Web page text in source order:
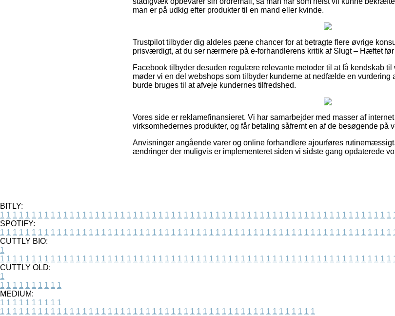
man er på udkig efter produkter til en mand eller kvinde.
Trustpilot tilbyder dig aldeles pæne chancer for at betragte flere øvrige
prisværdigt, at du ser nærmere på e-forhandlerens kritik af Slugt – Hæftet
Facebook tilbyder desuden regulære relevante metoder til at få kendskab
møder vi en del webshops som tilbyder kunderne at nedfælde en vurdering
burde bruges til at afveje kundernes tilfredshed.
Vores side er reklamefinansieret. Vi har samarbejder med masser af
virksomhedernes produkter, og får betaling såfremt en af de besøgende på
Anvisninger angående varer og online forhandlere ajourføres
ændringer der muligvis er implementeret siden vi sidste gang opdaterede
BITLY:
1 1 1 1 1 1 1 1 1 1 1 1 1 1 1 1 1 1 1 1 1 1 1 1 1 1 1 1 1 1 1 1 1 1 1 1 1 1 1 1 1 1 1 1 1 1 1 1 1 1 1 1 1 1 1 1 1 1 1 1 1 1
SPOTIFY:
1 1 1 1 1 1 1 1 1 1 1 1 1 1 1 1 1 1 1 1 1 1 1 1 1 1 1 1 1 1 1 1 1 1 1 1 1 1 1 1 1 1 1 1 1 1 1 1 1 1 1 1 1 1 1 1 1 1 1 1 1 1
CUTTLY BIO:
1
1 1 1 1 1 1 1 1 1 1 1 1 1 1 1 1 1 1 1 1 1 1 1 1 1 1 1 1 1 1 1 1 1 1 1 1 1 1 1 1 1 1 1 1 1 1 1 1 1 1 1 1 1 1 1 1 1 1 1 1 1 1
CUTTLY OLD:
1
1 1 1 1 1 1 1 1 1 1
MEDIUM:
1 1 1 1 1 1 1 1 1 1
1 1 1 1 1 1 1 1 1 1 1 1 1 1 1 1 1 1 1 1 1 1 1 1 1 1 1 1 1 1 1 1 1 1 1 1 1 1 1 1 1 1 1 1 1 1 1 1 1 1